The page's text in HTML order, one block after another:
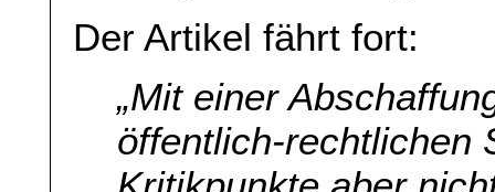
Der Artikel fährt fort:
„Mit einer
öffentlich-rechtlichen